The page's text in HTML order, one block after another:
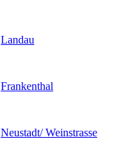
Landau
Frankenthal
Neustadt/ Weinstrasse